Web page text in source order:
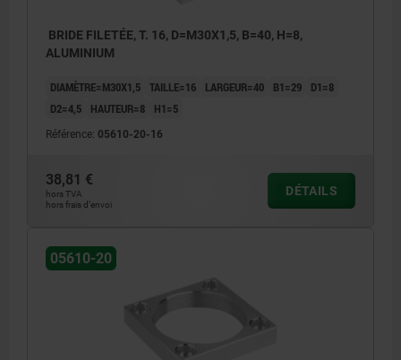
BRIDE FILETÉE, T. 16, D=M30X1,5, B=40, H=8,
ALUMINIUM
DIAMÈTRE=M30X1,5 TAILLE=16 LARGEUR=40 B1=29
D1=8
D2=4,5
HAUTEUR=8 H1=5
Référence: 05610-20-16
38,81 €
hors TVA
hors frais d’envoi
DÉTAILS
05610-20